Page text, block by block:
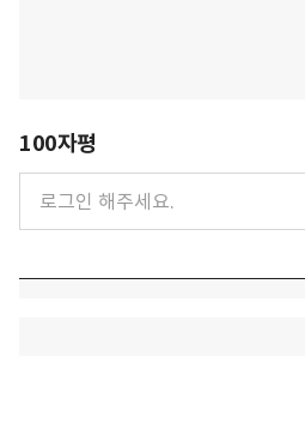
100자평